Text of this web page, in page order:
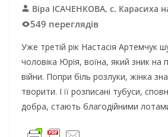
Віра ІСАЧЕНКОВА, с. Карасиха
549 переглядів
Уже третій рік Настасія Артемчук
чоловіка Юрія, воїна, який зник на
війни. Попри біль розлуки, жінка
творити. І її розписані тубуси,
добра, стають благодійними